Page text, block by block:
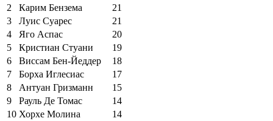
2
Карим Бензема
21
3
Луис Суарес
21
4
Яго Аспас
20
5
Кристиан Стуани
19
6
Виссам Бен-Йеддер
18
7
Борха Иглесиас
17
8
Антуан Гризманн
15
9
Рауль Де Томас
14
10 Хорхе Молина
14